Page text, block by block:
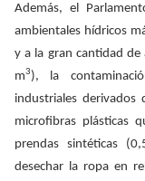
Además, el
ambientales hídricos
y a la gran cantidad
m3), la
industriales
microfibras plásticas
prendas sintéticas
desechar la ropa en